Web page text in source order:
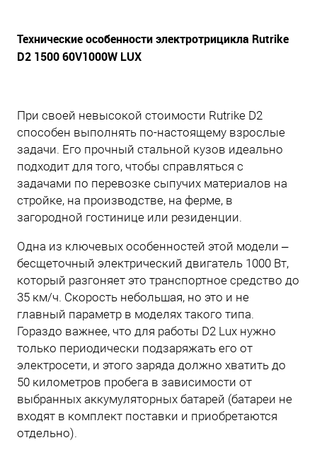
Технические особенности электротрицикла Rutrike
D2 1500 60V1000W LUX
При своей невысокой стоимости Rutrike D2
способен выполнять по-настоящему взрослые
задачи. Его прочный стальной кузов идеально
подходит для того, чтобы справляться с
задачами по перевозке сыпучих материалов на
стройке, на производстве, на ферме, в
загородной гостинице или резиденции.
Одна из ключевых особенностей этой модели –
бесщеточный электрический двигатель 1000 Вт,
который разгоняет это транспортное средство до
35 км/ч. Скорость небольшая, но это и не
главный параметр в моделях такого типа.
Гораздо важнее, что для работы D2 Lux нужно
только периодически подзаряжать его от
электросети, и этого заряда должно хватить до
50 километров пробега в зависимости от
выбранных аккумуляторных батарей (батареи не
входят в комплект поставки и приобретаются
отдельно).